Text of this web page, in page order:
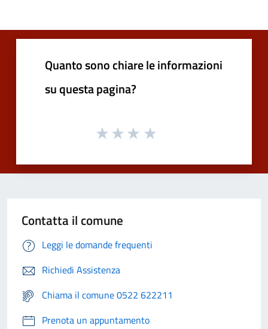
Quanto sono chiare le informazioni
su questa pagina?
Contatta il comune
Leggi le domande frequenti
Richiedi Assistenza
Chiama il comune 0522 622211
Prenota un appuntamento